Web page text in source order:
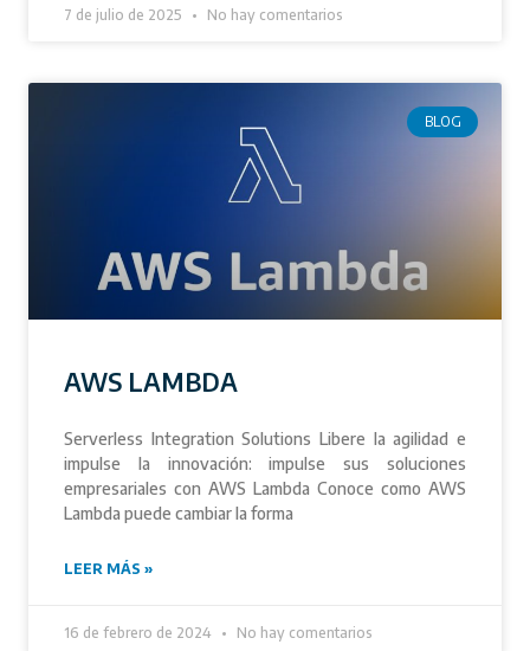
7 de julio de 2025 No hay comentarios
BLOG
AWS LAMBDA
Serverless Integration Solutions Libere la agilidad e
impulse la innovación: impulse sus soluciones
empresariales con AWS Lambda Conoce como AWS
Lambda puede cambiar la forma
LEER MÁS »
16 de febrero de 2024 No hay comentarios